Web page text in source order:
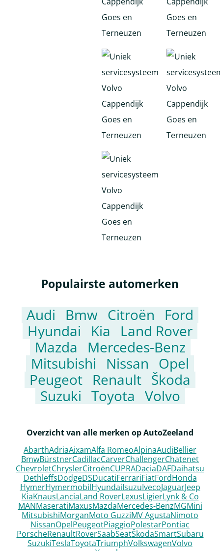
Populairste automerken
Audi Bmw Citroën
Ford
Hyundai
Kia
Land Rover
Mazda
Mercedes-Benz
Mitsubishi
Nissan
Opel
Peugeot Renault Škoda
Suzuki Toyota Volvo
Overzicht van alle merken op AutoZeeland
AbarthAdriaAixamAlfa RomeoAlpinaAudiBellier
BmwBürstnerCadillacCarverChallengerChatenet
ChevroletChryslerCitroënCUPRADaciaDAFDaihatsu
DethleffsDodgeDSDucatiFerrariFiatFordHonda
HymerHymermobilHyundaiIsuzuIvecoJaguarJeep
KiaKnausLanciaLand RoverLexusLigierLynk & Co
MANMaseratiMaxusMazdaMercedes-BenzMGMini
MitsubishiMorganMoto GuzziMV AgustaNimoto
NissanOpelPeugeotPiaggioPolestarPontiac
PorscheRenaultRoverSaabSeatŠkodaSmartSubaru
SuzukiTeslaToyotaTriumphVolkswagenVolvo